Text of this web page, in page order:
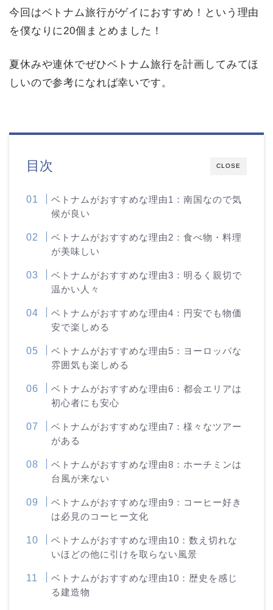
今回はベトナム旅行がゲイにおすすめ！という理由
を僕なりに20個まとめました！
夏休みや連休でぜひベトナム旅行を計画してみてほ
しいので参考になれば幸いです。
CLOSE
目次
ベトナムがおすすめな理由1：南国なので気
候が良い
ベトナムがおすすめな理由2：食べ物・料理
が美味しい
ベトナムがおすすめな理由3：明るく親切で
温かい人々
ベトナムがおすすめな理由4：円安でも物価
安で楽しめる
ベトナムがおすすめな理由5：ヨーロッパな
雰囲気も楽しめる
ベトナムがおすすめな理由6：都会エリアは
初心者にも安心
ベトナムがおすすめな理由7：様々なツアー
がある
ベトナムがおすすめな理由8：ホーチミンは
台風が来ない
ベトナムがおすすめな理由9：コーヒー好き
は必見のコーヒー文化
ベトナムがおすすめな理由10：数え切れな
いほどの他に引けを取らない風景
ベトナムがおすすめな理由10：歴史を感じ
る建造物